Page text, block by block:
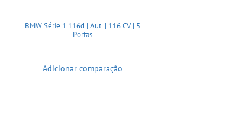
BMW Série 1 116d | Aut. | 116 CV | 5
Portas
Adicionar comparação